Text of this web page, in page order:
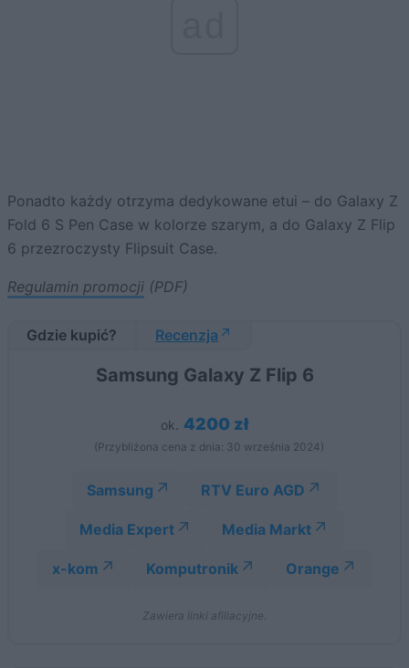
Ponadto każdy otrzyma dedykowane etui – do Galaxy Z
Fold 6 S Pen Case w kolorze szarym, a do Galaxy Z Flip
6 przezroczysty Flipsuit Case.
Regulamin promocji (PDF)
Gdzie kupić? Recenzja
Samsung Galaxy Z Flip 6
ok. 4200 zł
(Przybliżona cena z dnia: 30 września 2024)
Samsung RTV Euro AGD
Media Expert Media Markt
x-kom Komputronik Orange
Zawiera linki afiliacyjne.